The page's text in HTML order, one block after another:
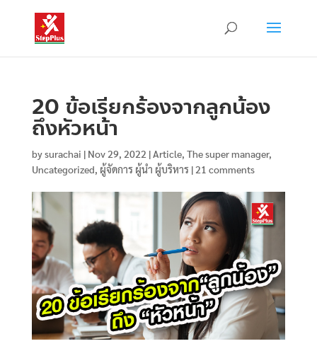
20 ข้อเรียกร้องจากลูกน้อง
ถึงหัวหน้า
bysurachai | Nov 29, 2022 |Article, The super manager,
Uncategorized, ผู้จัดการ ผู้นำ ผู้บริหาร |21 comments